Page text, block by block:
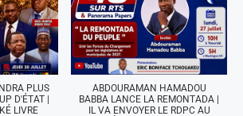
PLUS
D'ÉTAT |
LIVRE
ABDOURAMAN HAMADOU
BABBA LANCE LA REMONTADA |
IL VA ENVOYER LE RDPC AU